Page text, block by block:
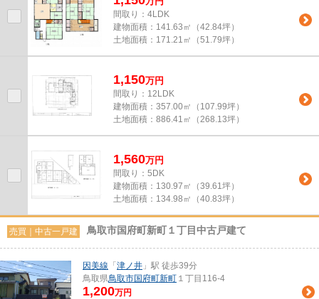
間取り：4LDK
建物面積： 141.63㎡（42.84坪）
土地面積： 171.21㎡（51.79坪）
1,150万円
間取り：12LDK
建物面積： 357.00㎡（107.99坪）
土地面積： 886.41㎡（268.13坪）
1,560万円
間取り：5DK
建物面積： 130.97㎡（39.61坪）
土地面積： 134.98㎡（40.83坪）
売買｜中古一戸建 鳥取市国府町新町１丁目中古戸建て
因美線 「津ノ井 」駅 徒歩39分
鳥取県鳥取市国府町新町 １丁目116-4
1,200万円